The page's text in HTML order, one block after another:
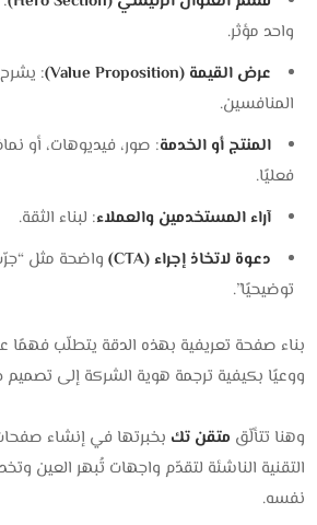
واحد مؤثر.
عرض القيمة (Value Proposition)
:
المنافسين.
المنتج أو الخدمة: صور، فيديوهات، أو
فعليًا.
آراء المستخدمين والعملاء: لبناء الثقة.
دعوة لاتخاذ إجراء (CTA)
واضحة مثل
توضيحيًا”.
بناء صفحة تعريفية بهذه الدقة يتطلّب فهمًا
ووعيًا بكيفية ترجمة هوية الشركة إلى
وهنا تتألّق متقن تك بخبرتها في إنشاء
التقنية الناشئة لتقدّم واجهات تُبهر العين
نفسه.